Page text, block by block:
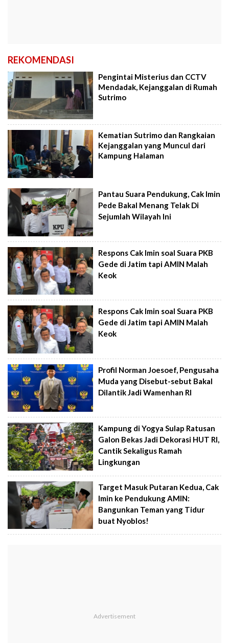
REKOMENDASI
Pengintai Misterius dan CCTV
Mendadak, Kejanggalan di Rumah
Sutrimo
Kematian Sutrimo dan Rangkaian
Kejanggalan yang Muncul dari
Kampung Halaman
Pantau Suara Pendukung, Cak Imin
Pede Bakal Menang Telak Di
Sejumlah Wilayah Ini
Respons Cak Imin soal Suara PKB
Gede di Jatim tapi AMIN Malah
Keok
Respons Cak Imin soal Suara PKB
Gede di Jatim tapi AMIN Malah
Keok
Profil Norman Joesoef, Pengusaha
Muda yang Disebut-sebut Bakal
Dilantik Jadi Wamenhan RI
Kampung di Yogya Sulap Ratusan
Galon Bekas Jadi Dekorasi HUT RI,
Cantik Sekaligus Ramah
Lingkungan
Target Masuk Putaran Kedua, Cak
Imin ke Pendukung AMIN:
Bangunkan Teman yang Tidur
buat Nyoblos!